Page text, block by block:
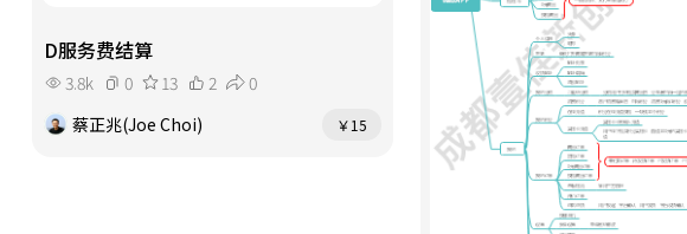
D服务费结算
3.8k 0 13 2
0
蔡正兆(Joe Choi)
￥15